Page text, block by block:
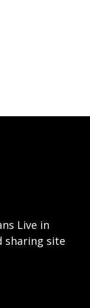
Live in
sharing site